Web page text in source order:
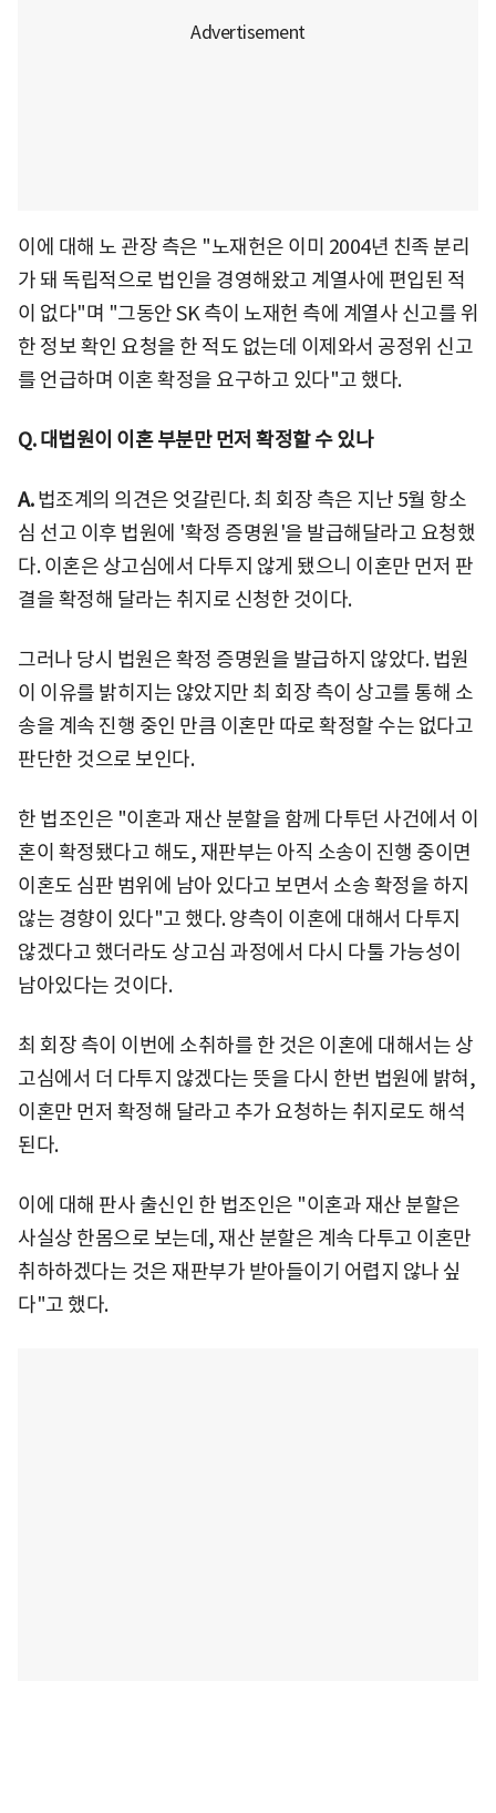
이에 대해 노 관장 측은 "노재헌은 이미 2004년 친족 분리
가 돼 독립적으로 법인을 경영해왔고 계열사에 편입된 적
이 없다"며 "그동안 SK 측이 노재헌 측에 계열사 신고를 위
한 정보 확인 요청을 한 적도 없는데 이제와서 공정위 신고
를 언급하며 이혼 확정을 요구하고 있다"고 했다.
Q. 대법원이 이혼 부분만 먼저 확정할 수 있나
A.법조계의 의견은 엇갈린다. 최 회장 측은 지난 5월 항소
심 선고 이후 법원에 '확정 증명원'을 발급해달라고 요청했
다. 이혼은 상고심에서 다투지 않게 됐으니 이혼만 먼저 판
결을 확정해 달라는 취지로 신청한 것이다.
그러나 당시 법원은 확정 증명원을 발급하지 않았다. 법원
이 이유를 밝히지는 않았지만 최 회장 측이 상고를 통해 소
송을 계속 진행 중인 만큼 이혼만 따로 확정할 수는 없다고
판단한 것으로 보인다.
한 법조인은 "이혼과 재산 분할을 함께 다투던 사건에서 이
혼이 확정됐다고 해도, 재판부는 아직 소송이 진행 중이면
이혼도 심판 범위에 남아 있다고 보면서 소송 확정을 하지
않는 경향이 있다"고 했다. 양측이 이혼에 대해서 다투지
않겠다고 했더라도 상고심 과정에서 다시 다툴 가능성이
남아있다는 것이다.
최 회장 측이 이번에 소취하를 한 것은 이혼에 대해서는 상
고심에서 더 다투지 않겠다는 뜻을 다시 한번 법원에 밝혀,
이혼만 먼저 확정해 달라고 추가 요청하는 취지로도 해석
된다.
이에 대해 판사 출신인 한 법조인은 "이혼과 재산 분할은
사실상 한몸으로 보는데, 재산 분할은 계속 다투고 이혼만
취하하겠다는 것은 재판부가 받아들이기 어렵지 않나 싶
다"고 했다.